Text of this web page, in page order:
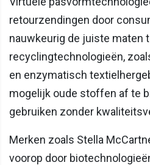
retourzendingen door
nauwkeurig de juiste maten
recyclingtechnologieën,
en enzymatisch
mogelijk oude stoffen af te
gebruiken zonder
Merken zoals Stella
voorop door